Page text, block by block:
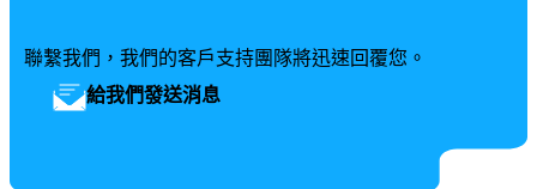
聯繫我們，我們的客戶支持團隊將迅速回覆您。
給我們發送消息